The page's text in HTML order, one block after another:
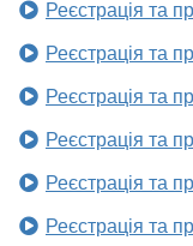
Реєстрація та
Реєстрація та
Реєстрація та
Реєстрація та
Реєстрація та
Реєстрація та